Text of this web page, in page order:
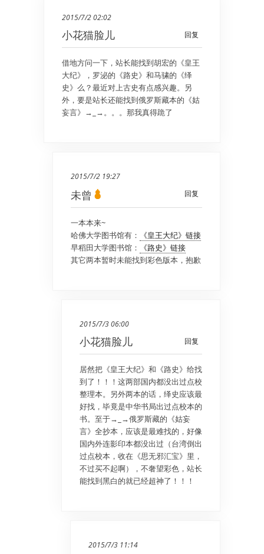
2015/7/2 02:02
回复
小花猫脸儿
借地方问一下，站长能找到胡宏的《皇王
大纪》，罗泌的《路史》和马骕的《绎
史》么？最近对上古史有点感兴趣。另
外，要是站长还能找到俄罗斯藏本的《姑
妄言》→_→。。。那我真得跪了
2015/7/2 19:27
回复
未曾
一本本来~
哈佛大学图书馆有：
《皇王大纪》链接
早稻田大学图书馆：
《路史》链接
其它两本暂时未能找到彩色版本，抱歉
2015/7/3 06:00
回复
小花猫脸儿
居然把《皇王大纪》和《路史》给找
到了！！！这两部国内都没出过点校
整理本。另外两本的话，绎史应该最
好找，毕竟是中华书局出过点校本的
书。至于→_→俄罗斯藏的《姑妄
言》全抄本，应该是最难找的，好像
国内外连影印本都没出过（台湾倒出
过点校本，收在《思无邪汇宝》里，
不过买不起啊），不奢望彩色，站长
能找到黑白的就已经超神了！！！
2015/7/3 11:14